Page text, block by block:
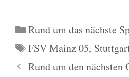
Kategorien
Rund um das nächste
Schlagwörter
FSV Mainz 05,
Rund um den nächsten